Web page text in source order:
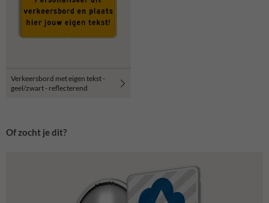
Verkeersbord met eigen tekst -
geel/zwart - reflecterend
Of zocht je dit?